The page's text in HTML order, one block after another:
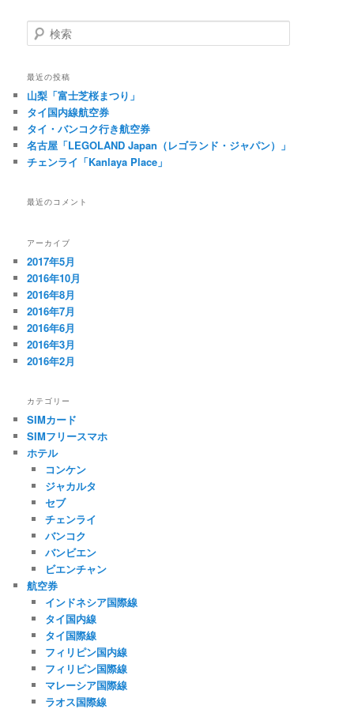
検
索
最近の投稿
山梨「富士芝桜まつり」
タイ国内線航空券
タイ・バンコク行き航空券
名古屋「LEGOLAND Japan（レゴランド・ジャパン）」
チェンライ「Kanlaya Place」
最近のコメント
アーカイブ
2017年5月
2016年10月
2016年8月
2016年7月
2016年6月
2016年3月
2016年2月
カテゴリー
SIMカード
SIMフリースマホ
ホテル
コンケン
ジャカルタ
セブ
チェンライ
バンコク
バンビエン
ビエンチャン
航空券
インドネシア国際線
タイ国内線
タイ国際線
フィリピン国内線
フィリピン国際線
マレーシア国際線
ラオス国際線